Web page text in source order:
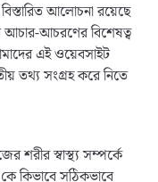
আলোচনা রয়েছে
আচরণের বিশেষত্ব
এই ওয়েবসাইট
তথ্য সংগ্রহ করে নিতে
শরীর স্বাস্থ্য সম্পর্কে
কিভাবে সঠিকভাবে